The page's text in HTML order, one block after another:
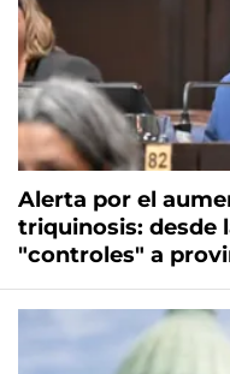
Alerta por el
triquinosis: desde
"controles" a